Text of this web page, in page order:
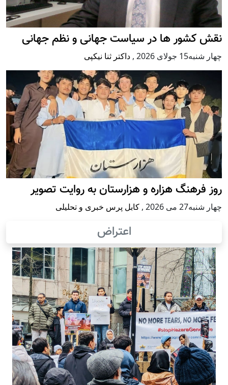
نقش کشور ها در سیاست جهانی و نظم جهانی
چهار شنبه15 جولای 2026 , داکتر ثنا نیکپی
روز فرهنگ هزاره و هزارستان به روایت تصویر
چهار شنبه27 می 2026 , کابل پرس خبری و تحلیلی
اعتراض